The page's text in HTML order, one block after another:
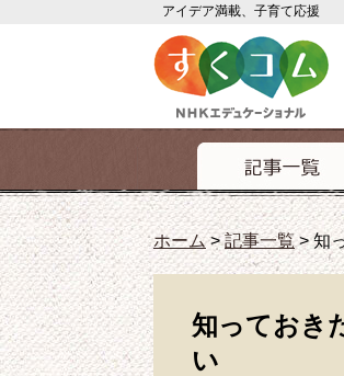
アイデア満載、子育て応援
ホーム>記事一覧>知
知っておき
い